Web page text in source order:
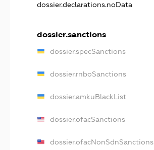
dossier.declarations.noData
dossier.sanctions
dossier.specSanctions
dossier.rnboSanctions
dossier.amkuBlackList
dossier.ofacSanctions
dossier.ofacNonSdnSanctions